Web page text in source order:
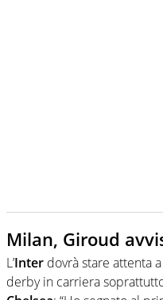
Milan, Giroud
L’Inter dovrà stare attenta a
derby in carriera